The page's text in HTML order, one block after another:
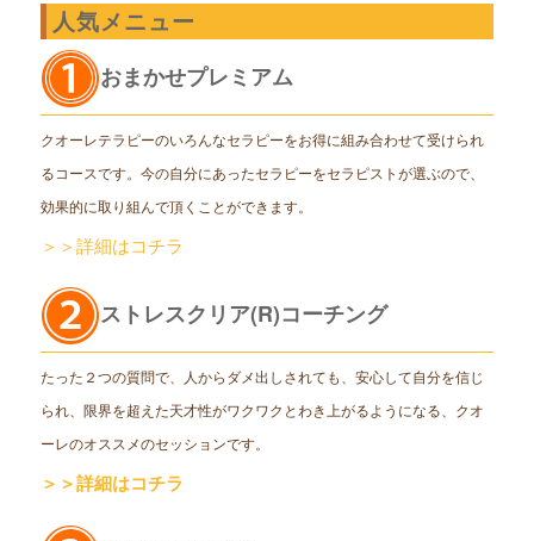
人気メニュー
おまかせプレミアム
クオーレテラピーのいろんなセラピーをお得に組み合わせて受けられ
るコースです。今の自分にあったセラピーをセラピストが選ぶので、
効果的に取り組んで頂くことができます。
＞＞詳細はコチラ
ストレスクリア(R)コーチング
たった２つの質問で、人からダメ出しされても、安心して自分を信じ
られ、限界を超えた天才性がワクワクとわき上がるようになる、クオ
ーレのオススメのセッションです。
＞＞詳細はコチラ